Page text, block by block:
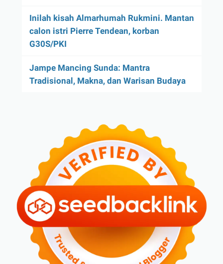
Inilah kisah Almarhumah Rukmini. Mantan
calon istri Pierre Tendean, korban
G30S/PKI
Jampe Mancing Sunda: Mantra
Tradisional, Makna, dan Warisan Budaya